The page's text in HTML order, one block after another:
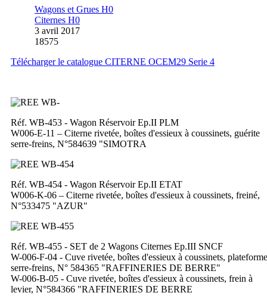
Wagons et Grues H0
Citernes H0
3 avril 2017
18575
Télécharger le catalogue CITERNE OCEM29 Serie 4
Réf. WB-453 - Wagon Réservoir Ep.II PLM
W006-E-11 – Citerne rivetée, boîtes d'essieux à coussinets, guérite
serre-freins, N°584639 "SIMOTRA
Réf. WB-454 - Wagon Réservoir Ep.II ETAT
W006-K-06 – Citerne rivetée, boîtes d'essieux à coussinets, freiné,
N°533475 "AZUR"
Réf. WB-455 - SET de 2 Wagons Citernes Ep.III SNCF
W-006-F-04 - Cuve rivetée, boîtes d'essieux à coussinets, plateforme
serre-freins, N° 584365 "RAFFINERIES DE BERRE"
W-006-B-05 - Cuve rivetée, boîtes d'essieux à coussinets, frein à
levier, N°584366 "RAFFINERIES DE BERRE